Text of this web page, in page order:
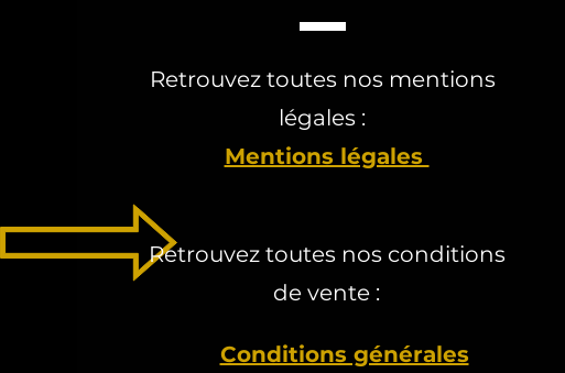
Mentions légales
Retrouvez toutes nos mentions
légales :
Retrouvez toutes nos conditions
de vente :
Conditions générales